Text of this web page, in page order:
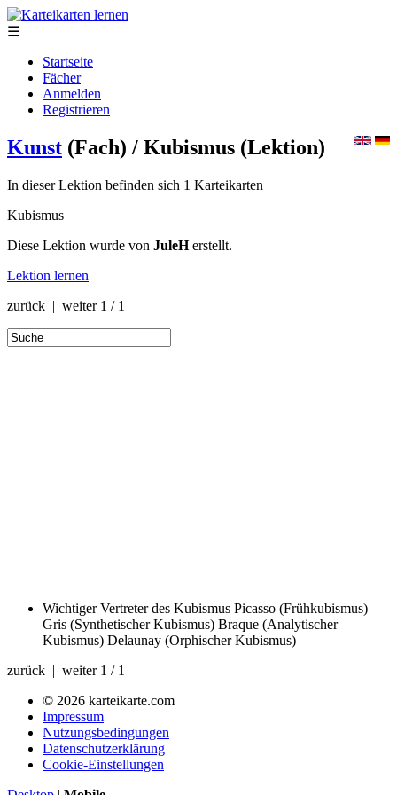
☰
Startseite
Fächer
Anmelden
Registrieren
Kunst (Fach) / Kubismus (Lektion)
In dieser Lektion befinden sich 1 Karteikarten
Kubismus
Diese Lektion wurde von JuleHerstellt.
Lektion lernen
zurück | weiter 1 / 1
Wichtiger Vertreter des Kubismus Picasso (Frühkubismus)
Gris (Synthetischer Kubismus) Braque (Analytischer
Kubismus) Delaunay (Orphischer Kubismus)
zurück | weiter 1 / 1
© 2026 karteikarte.com
Impressum
Nutzungsbedingungen
Datenschutzerklärung
Cookie-Einstellungen